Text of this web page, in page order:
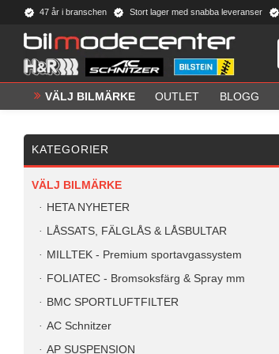
47 år i branschen Stort lager med snabba leveranser
VÄLJ BILMÄRKE OUTLET BLOGG
KATEGORIER
VÄLJ BILMÄRKE
HETA NYHETER
LÅSSATS, FÄLGLÅS & LÅSBULTAR
MILLTEK - Premium sportavgassystem
FOLIATEC - Bromsoksfärg & Spray mm
BMC SPORTLUFTFILTER
AC Schnitzer
AP SUSPENSION